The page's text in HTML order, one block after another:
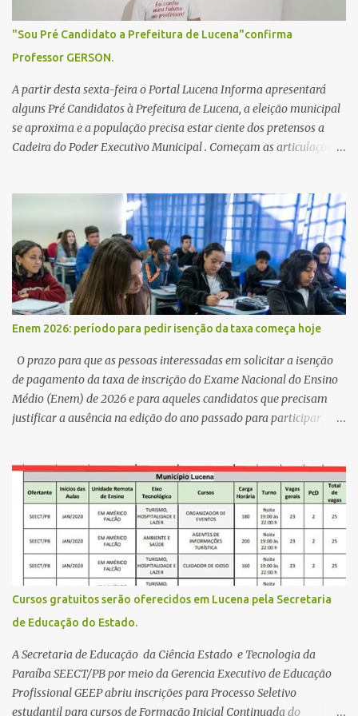
"Sou Pré Candidato a Prefeitura de Lucena"confirma
Professor GERSON.
A partir desta sexta-feira o Portal Lucena Informa apresentará
alguns Pré Candidatos à Prefeitura de Lucena, a eleição municipal
se aproxima e a população precisa estar ciente dos pretensos a
Cadeira do Poder Executivo Municipal . Começam as articulações e
Bandeira Valcinete Araújo e Professor Gerson Andrade há
possibilidade de mais nomes aparecer , ficaremos no aguardo para
trazer mais informações. A primeira entrevista foi com o
inimaginável Gerson Andrade ,Professor da Rede Municipal
(efetivo), supervisor, Formado em Pedagogia e Biomedicina pela
UFPB. Leciona no Otto Illi, Gilberto Inácio, Ellinora Dornellas
,Escola Américo Falcão. Gerson nos contou que a idéia de disputar
a prefeitura veio de um sonho há 5 anos atrás, e também por
acreditar que o trabalho dos seus companheiros principalmente
da zona rural deve ser mais valorizado e que eles serão a Fortalez...
Enem 2026: período para pedir isenção da taxa começa hoje
O prazo para que as pessoas interessadas em solicitar a isenção
de pagamento da taxa de inscrição do Exame Nacional do Ensino
Médio (Enem) de 2026 e para aqueles candidatos que precisam
justificar a ausência na edição do ano passado para participar
eletrônico da Página do Participante do Enem com o login único
da plataforma de serviços digitais do governo federal, o Gov.br.
Direito de solicitar a isenção O Inep prevê a gratuidade na
inscrição do exame para os seguintes casos: · matriculados no 3º
ano do ensino médio em escola pública, em 2026; LEIA MAIS
Usina Cultural tem fim de semana com literatura, música e evento
solidário Governo da Paraíba empossa 1000 novos professores e
mais convocações devem ocorrer Volta às aulas 2026.1 da
Faculdade Três Marias marca início do semestre e matrículas
seguem abertas para novos alunos · es...
Cursos gratuitos serão oferecidos em Lucena pela Secretaria
de Educação do Estado.
A Secretaria de Educação da Ciência Estado e Tecnologia da
Paraíba SEECT/PB por meio da Gerencia Executivo de Educação
Profissional GEEP abriu inscrições para Processo Seletivo
estudantil para cursos de Formação Inicial Continuada do